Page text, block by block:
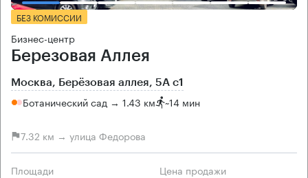
БЕЗ КОМИССИИ
Бизнес-центр
Березовая Аллея
Москва, Берёзовая аллея, 5А с1
Ботанический сад → 1.43 км ~14 мин
7.32 км → улица Федорова
Площади Цена продажи